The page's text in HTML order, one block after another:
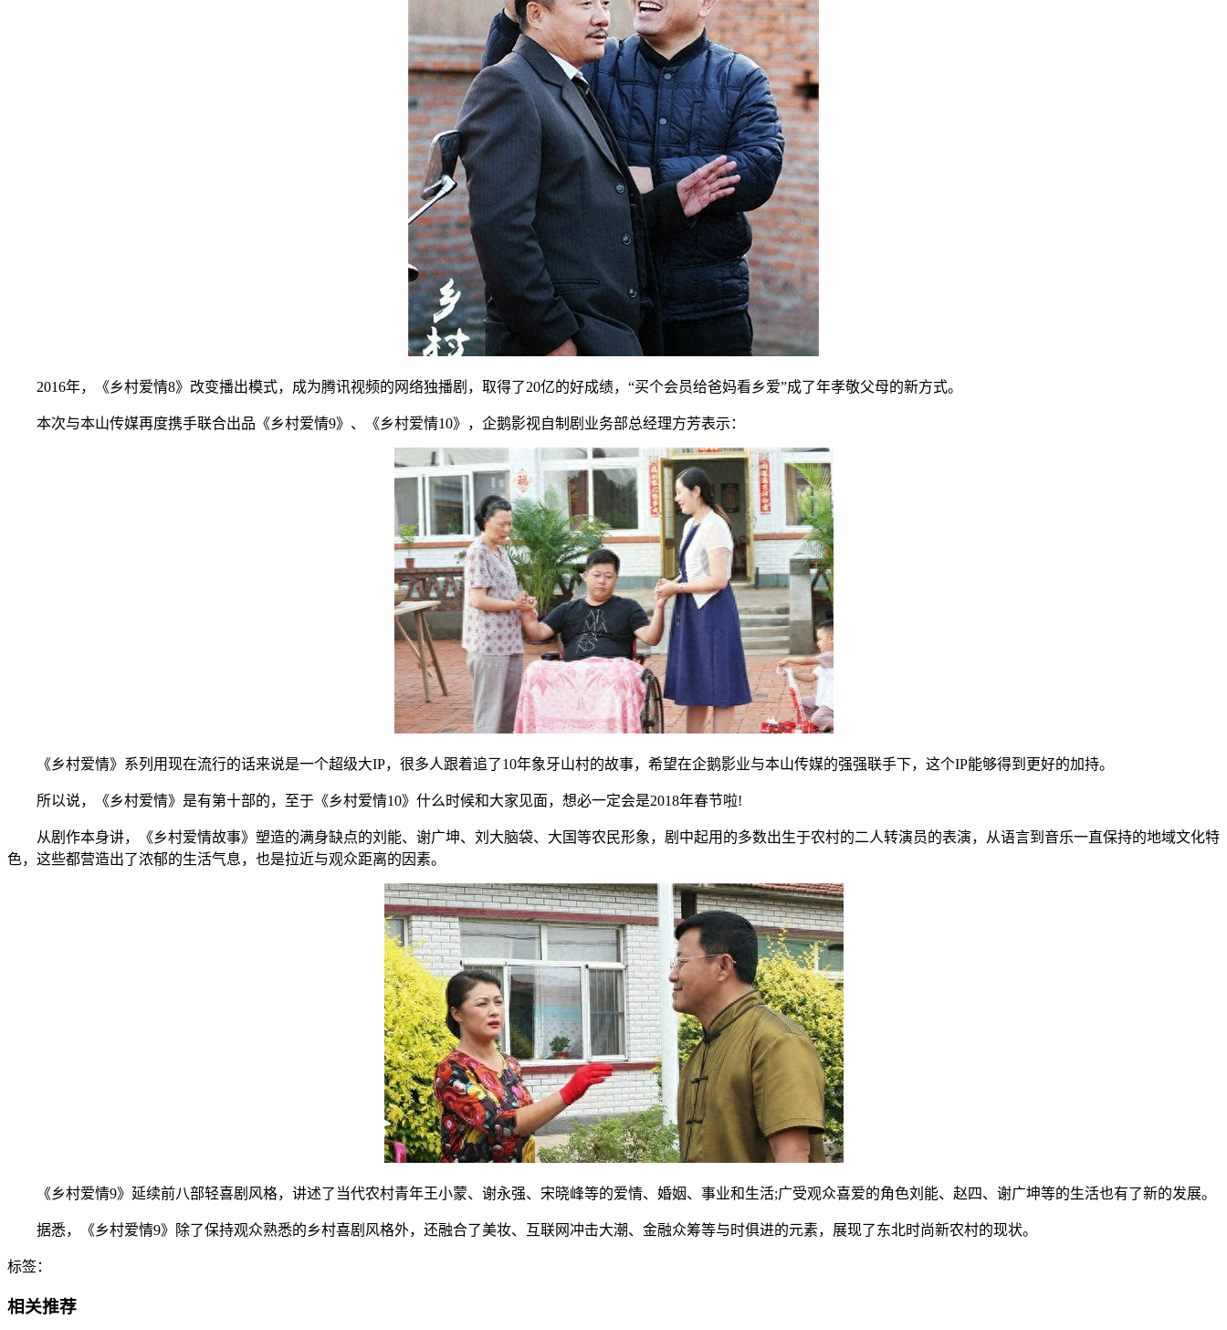
2016年，《乡村爱情8》改变播出模式，成为腾讯视频的网络独播剧，取得了20亿的好成绩，“买个会员给爸妈看乡爱”成了年孝敬父母的新方式。
本次与本山传媒再度携手联合出品《乡村爱情9》、《乡村爱情10》，企鹅影视自制剧业务部总经理方芳表示：
《乡村爱情》系列用现在流行的话来说是一个超级大IP，很多人跟着追了10年象牙山村的故事，希望在企鹅影业与本山传媒的强强联手下，这个IP能够得到更好的加持。
所以说，《乡村爱情》是有第十部的，至于《乡村爱情10》什么时候和大家见面，想必一定会是2018年春节啦!
从剧作本身讲，《乡村爱情故事》塑造的满身缺点的刘能、谢广坤、刘大脑袋、大国等农民形象，剧中起用的多数出生于农村的二人转演员的表演，从语言到音乐一直保持的地域文化特
色，这些都营造出了浓郁的生活气息，也是拉近与观众距离的因素。
《乡村爱情9》延续前八部轻喜剧风格，讲述了当代农村青年王小蒙、谢永强、宋晓峰等的爱情、婚姻、事业和生活;广受观众喜爱的角色刘能、赵四、谢广坤等的生活也有了新的发展。
据悉，《乡村爱情9》除了保持观众熟悉的乡村喜剧风格外，还融合了美妆、互联网冲击大潮、金融众筹等与时俱进的元素，展现了东北时尚新农村的现状。
标签：
相关推荐